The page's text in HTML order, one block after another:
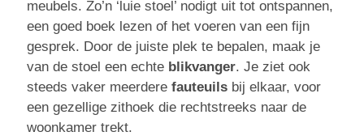
meubels. Zo’n ‘luie stoel’ nodigt uit tot ontspannen,
een goed boek lezen of het voeren van een fijn
gesprek. Door de juiste plek te bepalen, maak je
van de stoel een echte blikvanger. Je ziet ook
steeds vaker meerdere fauteuilsbij elkaar, voor
een gezellige zithoek die rechtstreeks naar de
woonkamer trekt.